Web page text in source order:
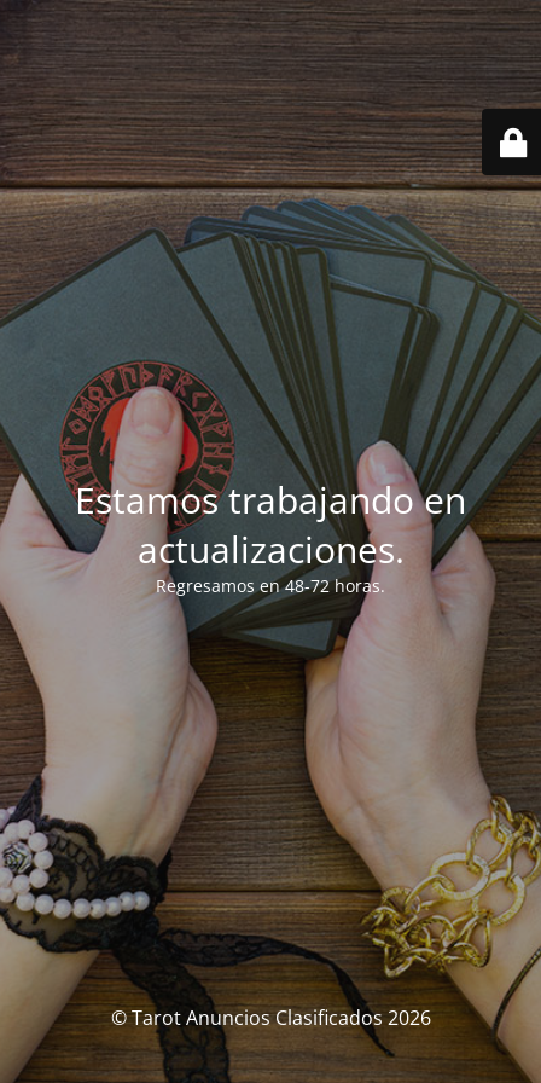
Estamos trabajando en
actualizaciones.
Regresamos en 48-72 horas.
© Tarot Anuncios Clasificados 2026